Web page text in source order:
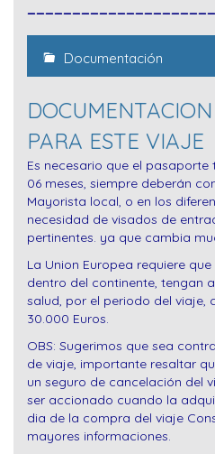
Documentación
PARA ESTE VIAJE
Es necesario que el
06 meses, siempre deberán
Mayorista local, o en los
necesidad de visados de
pertinentes. ya que cambia
La Union Europea requiere
dentro del continente, tengan
salud, por el periodo del viaje,
30.000 Euros.
OBS: Sugerimos que sea
de viaje, importante resaltar
un seguro de cancelación del
ser accionado cuando la
dia de la compra del viaje
mayores informaciones.